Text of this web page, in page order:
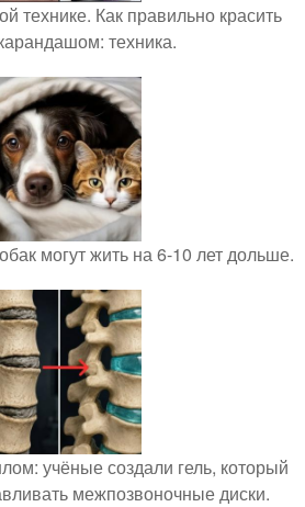
технике. Как правильно красить
техника.
могут жить на 6-10 лет дольше.
учёные создали гель, который
межпозвоночные диски.